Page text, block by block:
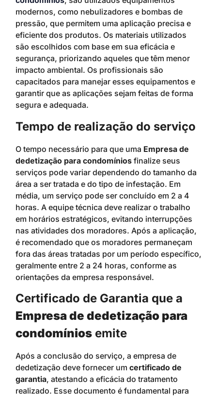
modernos, como nebulizadores e bombas de
pressão, que permitem uma aplicação precisa e
eficiente dos produtos. Os materiais utilizados
são escolhidos com base em sua eficácia e
segurança, priorizando aqueles que têm menor
impacto ambiental. Os profissionais são
capacitados para manejar esses equipamentos e
garantir que as aplicações sejam feitas de forma
segura e adequada.
Tempo de realização do serviço
O tempo necessário para que uma Empresa de
dedetização para condomínios finalize seus
serviços pode variar dependendo do tamanho da
área a ser tratada e do tipo de infestação. Em
média, um serviço pode ser concluído em 2 a 4
horas. A equipe técnica deve realizar o trabalho
em horários estratégicos, evitando interrupções
nas atividades dos moradores. Após a aplicação,
é recomendado que os moradores permaneçam
fora das áreas tratadas por um período específico,
geralmente entre 2 a 24 horas, conforme as
orientações da empresa responsável.
Certificado de Garantia que a
Empresa de dedetização para
condomínios emite
Após a conclusão do serviço, a empresa de
dedetização deve fornecer um certificado de
garantia, atestando a eficácia do tratamento
realizado. Esse documento é fundamental para